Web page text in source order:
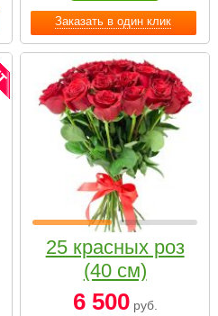
Заказать в один клик
25 красных роз
(40 см)
6 500руб.